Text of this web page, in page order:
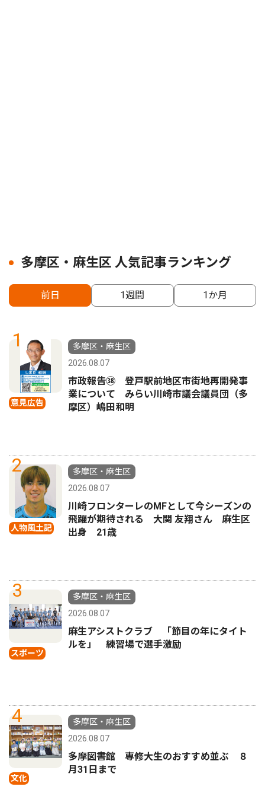
多摩区・麻生区 人気記事ランキング
前日 1週間 1か月
1
意見広告
多摩区・麻生区
2026.08.07
市政報告㊳ 登戸駅前地区市街地再開発事
業について みらい川崎市議会議員団（多
摩区）嶋田和明
2
人物風土記
多摩区・麻生区
2026.08.07
川崎フロンターレのMFとして今シーズンの
飛躍が期待される 大関 友翔さん 麻生区
出身 21歳
3
スポーツ
多摩区・麻生区
2026.08.07
麻生アシストクラブ 「節目の年にタイト
ルを」 練習場で選手激励
4
文化
多摩区・麻生区
2026.08.07
多摩図書館 専修大生のおすすめ並ぶ ８
月31日まで